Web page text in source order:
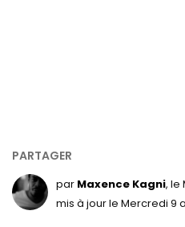
par Maxence Kagni, le
mis à jour le Mercredi 9